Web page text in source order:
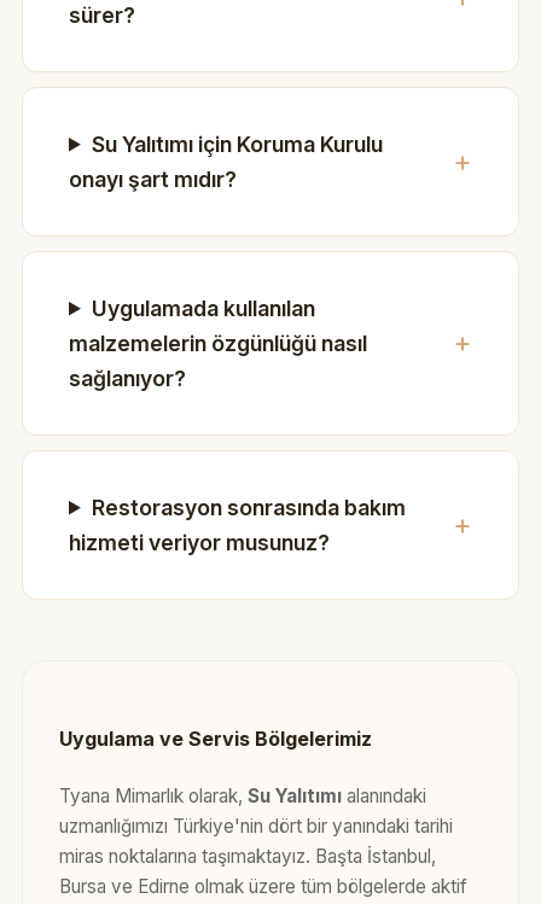
sürer?
Su Yalıtımı için Koruma Kurulu
onayı şart mıdır?
Uygulamada kullanılan
malzemelerin özgünlüğü nasıl
sağlanıyor?
Restorasyon sonrasında bakım
hizmeti veriyor musunuz?
Uygulama ve Servis Bölgelerimiz
Tyana Mimarlık olarak, Su Yalıtımıalanındaki
uzmanlığımızı Türkiye'nin dört bir yanındaki tarihi
miras noktalarına taşımaktayız. Başta İstanbul,
Bursa ve Edirne olmak üzere tüm bölgelerde aktif